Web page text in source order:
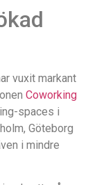
vuxit markant
Coworking
spaces i
Göteborg
i mindre